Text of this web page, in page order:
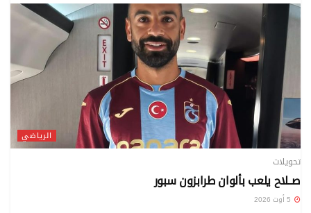
الرياضي
تحويلات
صــلاح يلعب بألوان طرابزون سبور